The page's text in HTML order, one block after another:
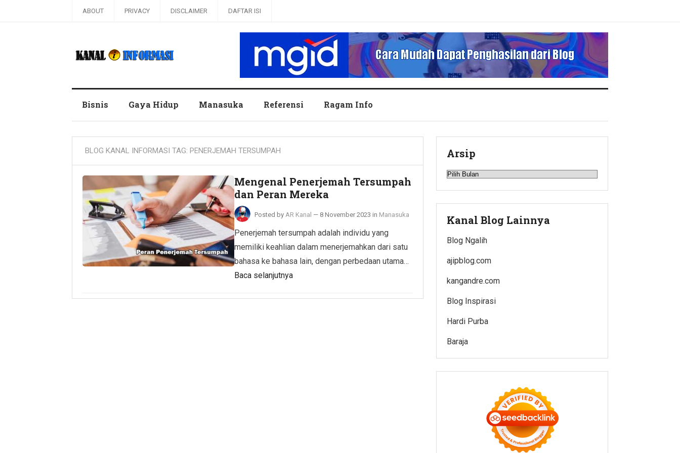
ABOUT PRIVACY DISCLAIMER DAFTAR ISI
Bisnis Gaya Hidup Manasuka Referensi Ragam Info
BLOG KANAL INFORMASI TAG: PENERJEMAH TERSUMPAH
Mengenal Penerjemah Tersumpah
dan Peran Mereka
Posted by AR Kanal — 8 November 2023 in Manasuka
Penerjemah tersumpah adalah individu yang
memiliki keahlian dalam menerjemahkan dari satu
bahasa ke bahasa lain, dengan perbedaan utama…
Baca selanjutnya
Arsip
Arsip
Kanal Blog Lainnya
Blog Ngalih
ajipblog.com
kangandre.com
Blog Inspirasi
Hardi Purba
Baraja